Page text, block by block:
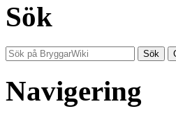
Sök
Navigering